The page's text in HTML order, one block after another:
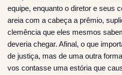
equipe, enquanto o diretor e seus
areia com a cabeça a prêmio,
clemência que eles mesmos
deveria chegar. Afinal, o que
de justiça, mas de uma outra
vos contasse uma estória que